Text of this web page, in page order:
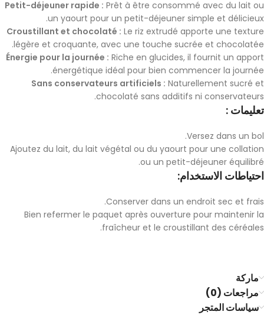
Petit-déjeuner rapide : Prêt à être consommé avec du lait ou
un yaourt pour un petit-déjeuner simple et délicieux.
Croustillant et chocolaté : Le riz extrudé apporte une texture
légère et croquante, avec une touche sucrée et chocolatée.
Énergie pour la journée : Riche en glucides, il fournit un apport
énergétique idéal pour bien commencer la journée.
Sans conservateurs artificiels : Naturellement sucré et
chocolaté sans additifs ni conservateurs.
تعليمات :
Versez dans un bol.
Ajoutez du lait, du lait végétal ou du yaourt pour une collation
ou un petit-déjeuner équilibré.
احتياطات الاستخدام:
Conserver dans un endroit sec et frais.
Bien refermer le paquet après ouverture pour maintenir la
fraîcheur et le croustillant des céréales.
ماركة
مراجعات (0)
سياسات المتجر